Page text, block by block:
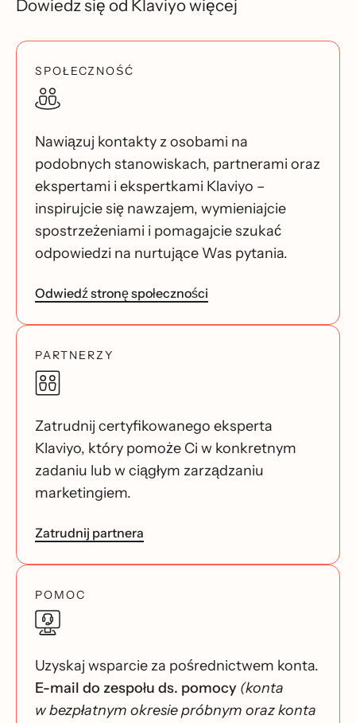
Dowiedz się od Klaviyo więcej
SPOŁECZNOŚĆ
Nawiązuj kontakty z osobami na
podobnych stanowiskach, partnerami oraz
ekspertami i ekspertkami Klaviyo –
inspirujcie się nawzajem, wymieniajcie
spostrzeżeniami i pomagajcie szukać
odpowiedzi na nurtujące Was pytania.
Odwiedź stronę społeczności
PARTNERZY
Zatrudnij certyfikowanego eksperta
Klaviyo, który pomoże Ci w konkretnym
zadaniu lub w ciągłym zarządzaniu
marketingiem.
Zatrudnij partnera
POMOC
Uzyskaj wsparcie za pośrednictwem konta.
E-mail do zespołu ds. pomocy (konta
w bezpłatnym okresie próbnym oraz konta